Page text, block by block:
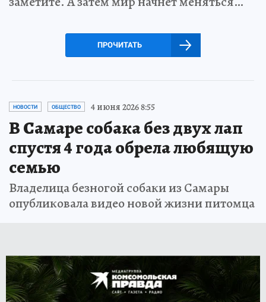
ПРОЧИТАТЬ
НОВОСТИ ОБЩЕСТВО 4 июня 2026 8:55
В Самаре собака без двух лап
спустя 4 года обрела любящую
семью
Владелица безногой собаки из Самары
опубликовала видео новой жизни питомца